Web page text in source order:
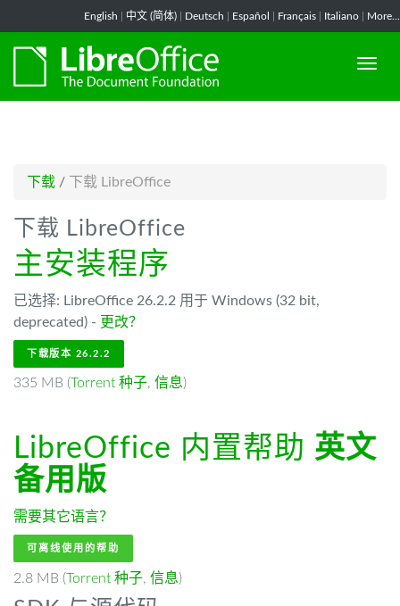
English 中文 (简体) Deutsch Español Français Italiano More...
下载 / 下载 LibreOffice
下载 LibreOffice
主安装程序
已选择: LibreOffice 26.2.2 用于 Windows (32 bit,
deprecated) - 更改？
下载版本 26.2.2
335 MB (Torrent 种子, 信息)
LibreOffice 内置帮助 英文
备用版
需要其它语言？
可离线使用的帮助
2.8 MB (Torrent 种子, 信息)